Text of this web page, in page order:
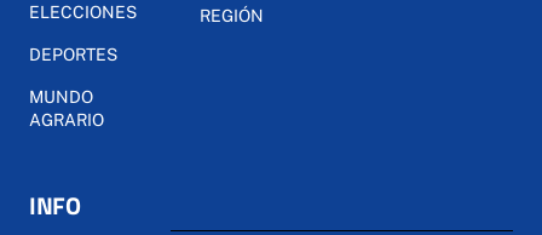
ELECCIONES
DEPORTES
MUNDO
AGRARIO
REGIÓN
INFO